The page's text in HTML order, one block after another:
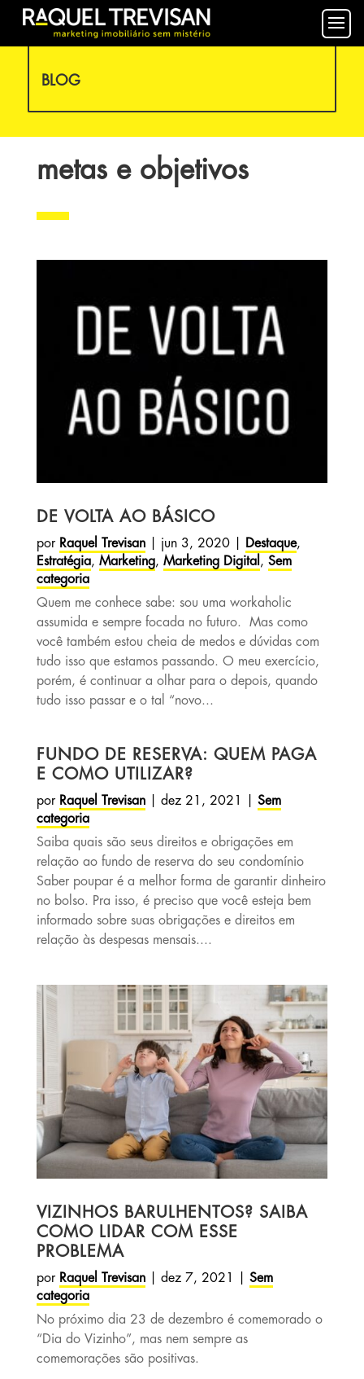
BLOG
metas e objetivos
DE VOLTA AO BÁSICO
por Raquel Trevisan| jun 3, 2020| Destaque,
Estratégia, Marketing, Marketing Digital , Sem
categoria
Quem me conhece sabe: sou uma workaholic
assumida e sempre focada no futuro. Mas como
você também estou cheia de medos e dúvidas com
tudo isso que estamos passando. O meu exercício,
porém, é continuar a olhar para o depois, quando
tudo isso passar e o tal “novo...
FUNDO DE RESERVA: QUEM PAGA
E COMO UTILIZAR?
por Raquel Trevisan| dez 21, 2021
Sem
categoria
Saiba quais são seus direitos e obrigações em
relação ao fundo de reserva do seu condomínio
Saber poupar é a melhor forma de garantir dinheiro
no bolso. Pra isso, é preciso que você esteja bem
informado sobre suas obrigações e direitos em
relação às despesas mensais....
VIZINHOS BARULHENTOS? SAIBA
COMO LIDAR COM ESSE
PROBLEMA
por Raquel Trevisan| dez 7, 2021
Sem
categoria
No próximo dia 23 de dezembro é comemorado o
“Dia do Vizinho”, mas nem sempre as
comemorações são positivas.